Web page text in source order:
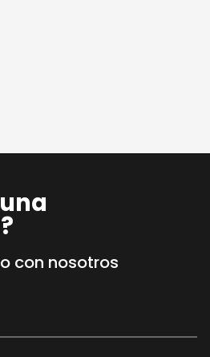
con nosotros